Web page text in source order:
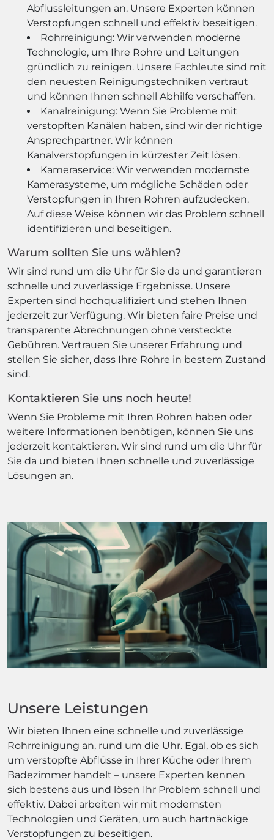
Abflussleitungen an. Unsere Experten können
Verstopfungen schnell und effektiv beseitigen.
Rohrreinigung: Wir verwenden moderne
Technologie, um Ihre Rohre und Leitungen
gründlich zu reinigen. Unsere Fachleute sind mit
den neuesten Reinigungstechniken vertraut
und können Ihnen schnell Abhilfe verschaffen.
Kanalreinigung: Wenn Sie Probleme mit
verstopften Kanälen haben, sind wir der richtige
Ansprechpartner. Wir können
Kanalverstopfungen in kürzester Zeit lösen.
Kameraservice: Wir verwenden modernste
Kamerasysteme, um mögliche Schäden oder
Verstopfungen in Ihren Rohren aufzudecken.
Auf diese Weise können wir das Problem schnell
identifizieren und beseitigen.
Warum sollten Sie uns wählen?
Wir sind rund um die Uhr für Sie da und garantieren
schnelle und zuverlässige Ergebnisse. Unsere
Experten sind hochqualifiziert und stehen Ihnen
jederzeit zur Verfügung. Wir bieten faire Preise und
transparente Abrechnungen ohne versteckte
Gebühren. Vertrauen Sie unserer Erfahrung und
stellen Sie sicher, dass Ihre Rohre in bestem Zustand
sind.
Kontaktieren Sie uns noch heute!
Wenn Sie Probleme mit Ihren Rohren haben oder
weitere Informationen benötigen, können Sie uns
jederzeit kontaktieren. Wir sind rund um die Uhr für
Sie da und bieten Ihnen schnelle und zuverlässige
Lösungen an.
Unsere Leistungen
Wir bieten Ihnen eine schnelle und zuverlässige
Rohrreinigung an, rund um die Uhr. Egal, ob es sich
um verstopfte Abflüsse in Ihrer Küche oder Ihrem
Badezimmer handelt – unsere Experten kennen
sich bestens aus und lösen Ihr Problem schnell und
effektiv. Dabei arbeiten wir mit modernsten
Technologien und Geräten, um auch hartnäckige
Verstopfungen zu beseitigen.